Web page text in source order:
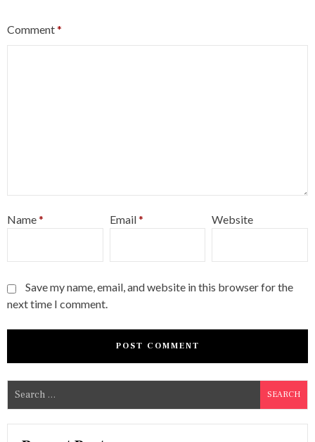
Comment*
Name* Email* Website
Save my name, email, and website in this browser for the
next time I comment.
e
a